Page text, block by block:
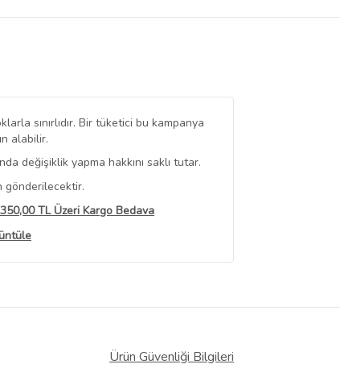
sınırlıdır. Bir tüketici bu kampanya
alabilir.
değişiklik yapma hakkını saklı tutar.
gönderilecektir.
350,00 TL Üzeri Kargo Bedava
bilgileri, satıcı tarafından
Ürün Güvenliği Bilgileri